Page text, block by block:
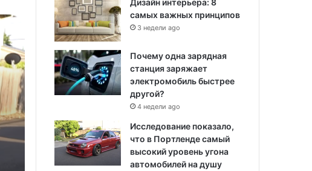
Дизайн интерьера: 8
самых важных принципов
3 недели ago
Почему одна зарядная
станция заряжает
электромобиль быстрее
другой?
4 недели ago
Исследование показало,
что в Портленде самый
высокий уровень угона
автомобилей на душу